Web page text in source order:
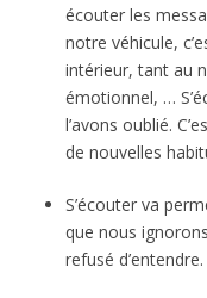
écouter les
notre véhicule,
intérieur, tant au
émotionnel, …
l’avons oublié.
de nouvelles
S’écouter va
que nous
refusé d’entendre.